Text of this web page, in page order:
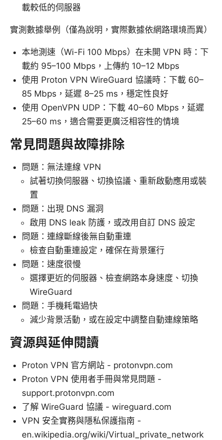
載較低的伺服器
實測數據舉例（僅為說明，實際數據依網路環境而異）
本地測速（Wi-Fi 100 Mbps）在未開 VPN 時：下
載約 95–100 Mbps，上傳約 10–12 Mbps
使用 Proton VPN WireGuard 協議時：下載 60–
85 Mbps，延遲 8–25 ms，穩定性良好
使用 OpenVPN UDP：下載 40–60 Mbps，延遲
25–60 ms，適合需要更廣泛相容性的情境
常見問題與故障排除
問題：無法連線 VPN
試著切換伺服器、切換協議、重新啟動應用或裝
置
問題：出現 DNS 漏洞
啟用 DNS leak 防護，或改用自訂 DNS 設定
問題：連線斷線後無自動重連
檢查自動重連設定，確保在背景運行
問題：速度很慢
選擇更近的伺服器、檢查網路本身速度、切換
WireGuard
問題：手機耗電過快
減少背景活動，或在設定中調整自動連線策略
資源與延伸閱讀
Proton VPN 官方網站 - protonvpn.com
Proton VPN 使用者手冊與常見問題 -
support.protonvpn.com
了解 WireGuard 協議 - wireguard.com
VPN 安全實務與隱私保護指南 -
en.wikipedia.org/wiki/Virtual_private_network